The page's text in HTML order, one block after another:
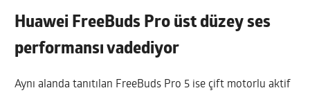
Huawei FreeBuds Pro üst düzey ses
performansı vadediyor
Aynı alanda tanıtılan FreeBuds Pro 5 ise çift motorlu aktif